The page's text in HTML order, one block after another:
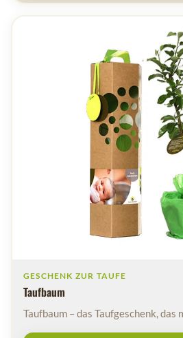
GESCHENK ZUR TAUFE
Taufbaum
Taufbaum – das Taufgeschenk, das